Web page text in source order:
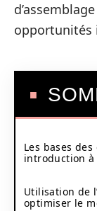
opportunités
Les bases
introduction
Utilisation de
optimiser le